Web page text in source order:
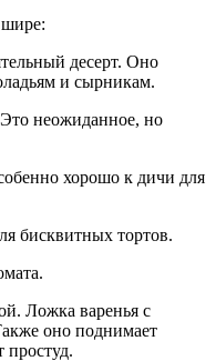
десерт. Оно
и сырникам.
неожиданное, но
хорошо к дичи для
бисквитных тортов.
Ложка варенья с
оно поднимает
простуд.